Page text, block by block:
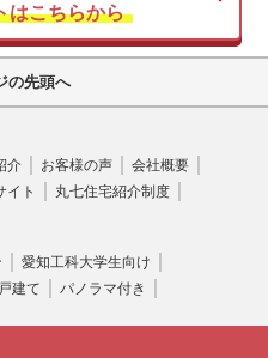
はこちらから
の先頭へ
介 お客様の声
会社概要
イト 丸七住宅紹介制度
愛知工科大学生向け
戸建て パノラマ付き